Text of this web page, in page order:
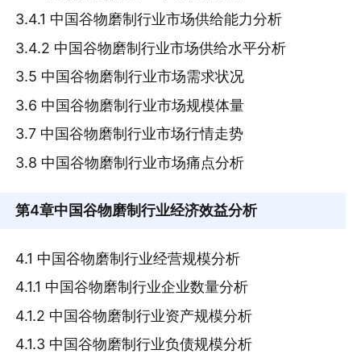
3.4.1 中国谷物磨制行业市场供给能力分析
3.4.2 中国谷物磨制行业市场供给水平分析
3.5 中国谷物磨制行业市场需求状况
3.6 中国谷物磨制行业市场规模体量
3.7 中国谷物磨制行业市场行情走势
3.8 中国谷物磨制行业市场痛点分析
第4章中国谷物磨制行业经济效益分析
4.1 中国谷物磨制行业经营规模分析
4.1.1 中国谷物磨制行业企业数量分析
4.1.2 中国谷物磨制行业资产规模分析
4.1.3 中国谷物磨制行业负债规模分析